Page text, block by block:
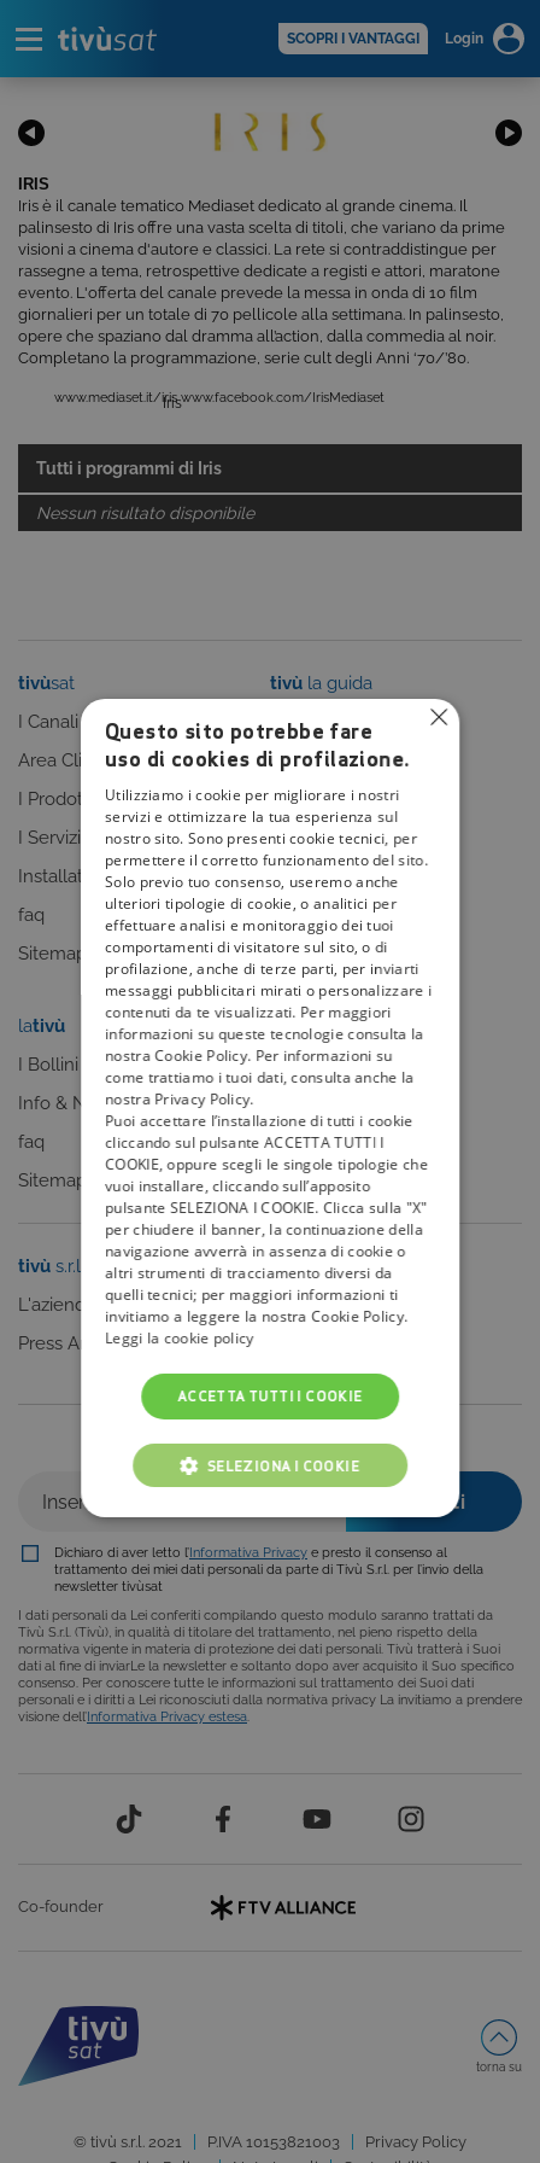
SCOPRI I VANTAGGI Login
IRIS
Iris è il canale tematico Mediaset dedicato al grande cinema. Il
palinsesto di Iris offre una vasta scelta di titoli, che variano da prime
visioni a cinema d'autore e classici. La rete si contraddistingue per
rassegne a tema, retrospettive dedicate a registi e attori, maratone
evento. L'offerta del canale prevede la messa in onda di 10 film
giornalieri per un totale di 70 pellicole alla settimana. In palinsesto,
opere che spaziano dal dramma all’action, dalla commedia al noir.
Completano la programmazione, serie cult degli Anni ‘70/’80.
Iris
www.mediaset.it/iris www.facebook.com/IrisMediaset
Tutti i programmi di Iris
Nessun risultato disponibile
tivùsat
I Canali
Area Clienti
I Prodotti
I Servizi
Installatori
faq
Sitemap
tivù la guida
I programmi
I canali
La Guida +
faq
Sitemap
lativù
I Bollini
Info & News
faq
Sitemap
my tivù
tivù s.r.l.
L'azienda
Press Area
Sei un editore?
Clicca qui
Iscriviti alla nostra newsletter
Dichiaro di aver letto l’Informativa Privacy e presto il consenso al
trattamento dei miei dati personali da parte di Tivù S.r.l. per l’invio della
newsletter tivùsat
I dati personali da Lei conferiti compilando questo modulo saranno trattati da
Tivù S.r.l. (Tivù), in qualità di titolare del trattamento, nel pieno rispetto della
normativa vigente in materia di protezione dei dati personali. Tivù tratterà i Suoi
dati al fine di inviarLe la newsletter e soltanto dopo aver acquisito il Suo specifico
consenso. Per conoscere tutte le informazioni sul trattamento dei Suoi dati
personali e i diritti a Lei riconosciuti dalla normativa privacy La invitiamo a prendere
visione dell’Informativa Privacy estesa
Co-founder
torna su
© tivù s.r.l. 2021 P.IVA 10153821003
Privacy Policy
Questo sito potrebbe fare
uso di cookies di profilazione.
Utilizziamo i cookie per migliorare i nostri
servizi e ottimizzare la tua esperienza sul
nostro sito. Sono presenti cookie tecnici, per
permettere il corretto funzionamento del sito.
Solo previo tuo consenso, useremo anche
ulteriori tipologie di cookie, o analitici per
effettuare analisi e monitoraggio dei tuoi
comportamenti di visitatore sul sito, o di
profilazione, anche di terze parti, per inviarti
messaggi pubblicitari mirati o personalizzare i
contenuti da te visualizzati. Per maggiori
informazioni su queste tecnologie consulta la
nostra Cookie Policy. Per informazioni su
come trattiamo i tuoi dati, consulta anche la
nostra Privacy Policy.
Puoi accettare l’installazione di tutti i cookie
cliccando sul pulsante ACCETTA TUTTI I
COOKIE, oppure scegli le singole tipologie che
vuoi installare, cliccando sull’apposito
pulsante SELEZIONA I COOKIE. Clicca sulla "X"
per chiudere il banner, la continuazione della
navigazione avverrà in assenza di cookie o
altri strumenti di tracciamento diversi da
quelli tecnici; per maggiori informazioni ti
invitiamo a leggere la nostra Cookie Policy.
Leggi la cookie policy
ACCETTA TUTTI I COOKIE
SELEZIONA I COOKIE
COOKIE TECNICI
COOKIE ANALITICI
COOKIE DI PROFILAZIONE
FUNZIONALITÀ
Cookie di profilazione
Funzionalità
essere disattivati. Vengono impostati solo in
risposta ad azioni da te effettuate nel corso della
ricordando le scelte e in base ai criteri da te
selezionati (es. lingua, prodotti presenti nel
carrello). È possibile impostare il browser per
norma, dati personali.